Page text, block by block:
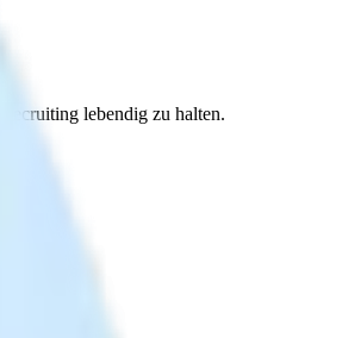
lebendig zu halten.